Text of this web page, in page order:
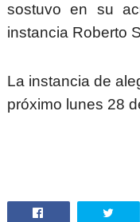
sostuvo en su
instancia Roberto
La instancia de
próximo lunes 28